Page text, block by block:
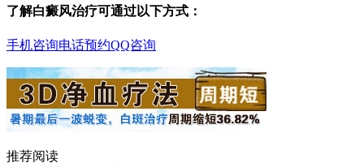
了解白癜风治疗可通过以下方式：
手机咨询电话预约QQ咨询
推荐阅读